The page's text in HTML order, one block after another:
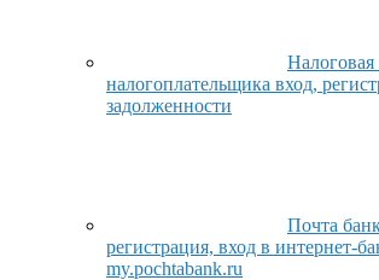
налогоплательщика вход,
задолженности
Почта
регистрация, вход в интернет-
my.pochtabank.ru